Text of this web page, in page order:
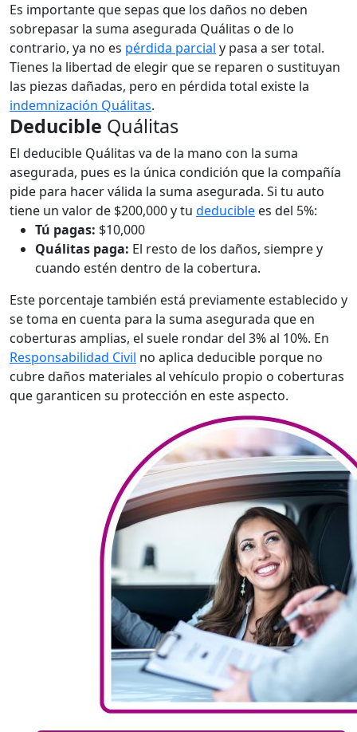
Es importante que sepas que los daños no deben
sobrepasar la suma asegurada Quálitas o de lo
contrario, ya no es pérdida parcial y pasa a ser total.
Tienes la libertad de elegir que se reparen o sustituyan
las piezas dañadas, pero en pérdida total existe la
indemnización Quálitas.
Deducible Quálitas
El deducible Quálitas va de la mano con la suma
asegurada, pues es la única condición que la compañía
pide para hacer válida la suma asegurada. Si tu auto
tiene un valor de $200,000 y tu deducible es del 5%:
Tú pagas: $10,000
Quálitas paga: El resto de los daños, siempre y
cuando estén dentro de la cobertura.
Este porcentaje también está previamente establecido y
se toma en cuenta para la suma asegurada que en
coberturas amplias, el suele rondar del 3% al 10%. En
Responsabilidad Civil no aplica deducible porque no
cubre daños materiales al vehículo propio o coberturas
que garanticen su protección en este aspecto.